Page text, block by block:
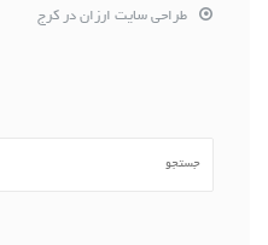
طراحی سایت ارزان در کرج